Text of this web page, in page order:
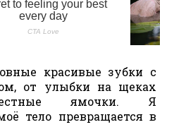
красивые зубки с
от улыбки на щеках
ямочки. Я
тело превращается в